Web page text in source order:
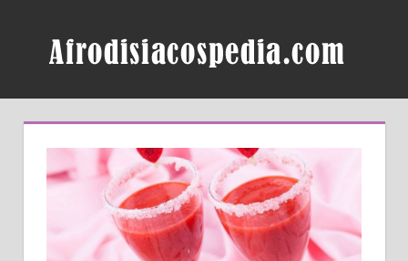
content